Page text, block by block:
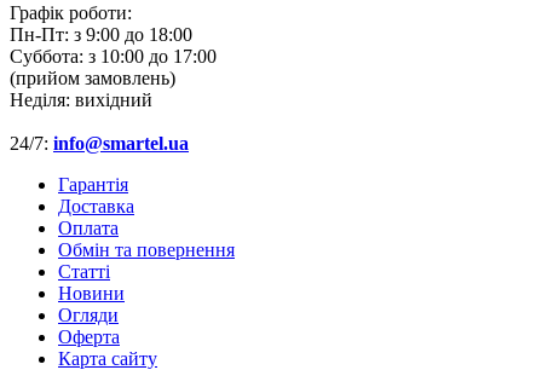
Графік роботи:
Пн-Пт: з 9:00 до 18:00
Суббота: з 10:00 до 17:00
(прийом замовлень)
Неділя: вихідний
24/7: info@smartel.ua
Гарантія
Доставка
Оплата
Обмін та повернення
Cтатті
Новини
Огляди
Оферта
Карта сайту